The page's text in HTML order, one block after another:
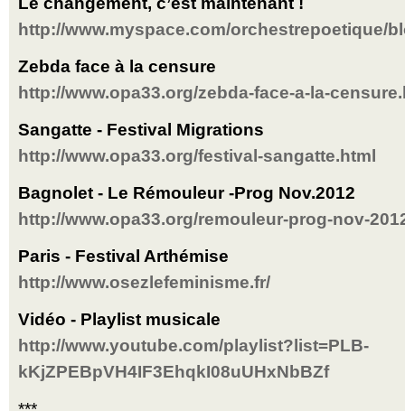
http://www.myspace.com/orchestrepoetique/
Zebda face à la censure
http://www.opa33.org/zebda-face-a-la-
Sangatte - Festival Migrations
http://www.opa33.org/festival-sangatte.html
Bagnolet - Le Rémouleur -Prog Nov.2012
http://www.opa33.org/remouleur-prog-nov-
Paris - Festival Arthémise
http://www.osezlefeminisme.fr/
Vidéo - Playlist musicale
http://www.youtube.com/playlist?list=PLB-
kKjZPEBpVH4IF3EhqkI08uUHxNbBZf